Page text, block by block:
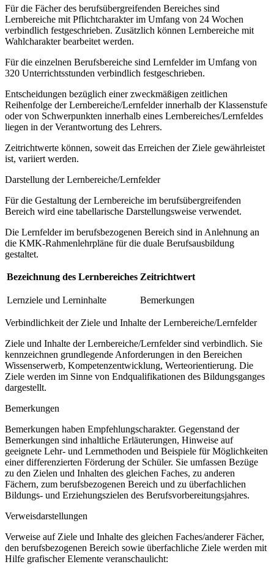
Für die Fächer des berufsübergreifenden Bereiches sind
Lernbereiche mit Pflichtcharakter im Umfang von 24 Wochen
verbindlich festgeschrieben. Zusätzlich können Lernbereiche mit
Wahlcharakter bearbeitet werden.
Für die einzelnen Berufsbereiche sind Lernfelder im Umfang von
320 Unterrichtsstunden verbindlich festgeschrieben.
Entscheidungen bezüglich einer zweckmäßigen zeitlichen
Reihenfolge der Lernbereiche/Lernfelder innerhalb der Klassenstufe
oder von Schwerpunkten innerhalb eines Lernbereiches/Lernfeldes
liegen in der Verantwortung des Lehrers.
Zeitrichtwerte können, soweit das Erreichen der Ziele gewährleistet
ist, variiert werden.
Darstellung der Lernbereiche/Lernfelder
Für die Gestaltung der Lernbereiche im berufsübergreifenden
Bereich wird eine tabellarische Darstellungsweise verwendet.
Die Lernfelder im berufsbezogenen Bereich sind in Anlehnung an
die KMK-Rahmenlehrpläne für die duale Berufsausbildung
gestaltet.
Bezeichnung des Lernbereiches Zeitrichtwert
Lernziele und Lerninhalte Bemerkungen
Verbindlichkeit der Ziele und Inhalte der Lernbereiche/Lernfelder
Ziele und Inhalte der Lernbereiche/Lernfelder sind verbindlich. Sie
kennzeichnen grundlegende Anforderungen in den Bereichen
Wissenserwerb, Kompetenzentwicklung, Werteorientierung. Die
Ziele werden im Sinne von Endqualifikationen des Bildungsganges
dargestellt.
Bemerkungen
Bemerkungen haben Empfehlungscharakter. Gegenstand der
Bemerkungen sind inhaltliche Erläuterungen, Hinweise auf
geeignete Lehr- und Lernmethoden und Beispiele für Möglichkeiten
einer differenzierten Förderung der Schüler. Sie umfassen Bezüge
zu den Zielen und Inhalten des gleichen Faches, zu anderen
Fächern, zum berufsbezogenen Bereich und zu überfachlichen
Bildungs- und Erziehungszielen des Berufsvorbereitungsjahres.
Verweisdarstellungen
Verweise auf Ziele und Inhalte des gleichen Faches/anderer Fächer,
den berufsbezogenen Bereich sowie überfachliche Ziele werden mit
Hilfe grafischer Elemente veranschaulicht: